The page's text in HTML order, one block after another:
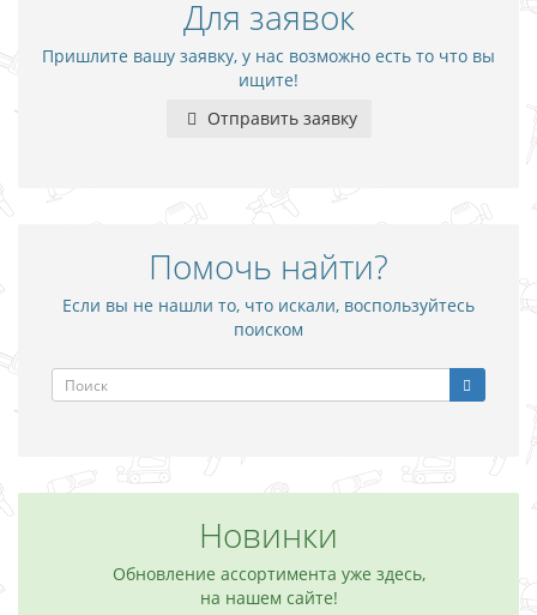
Для заявок
Пришлите вашу заявку, у нас возможно есть то что вы
ищите!
Отправить заявку
Помочь найти?
Если вы не нашли то, что искали, воспользуйтесь
поиском
Новинки
Обновление ассортимента уже здесь,
на нашем сайте!